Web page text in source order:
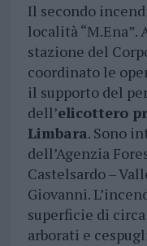
Il secondo
località
stazione del
coordinato le
il supporto del
dell’elicottero
Limbara. Sono
dell’Agenzia
Castelsardo –
Giovanni.
superficie di
arborati e